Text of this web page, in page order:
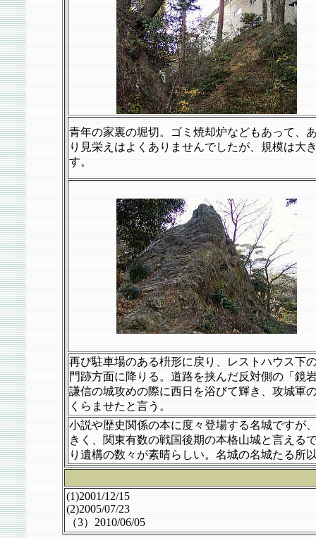
青年の家裏の堀切。ゴミ焼却炉などもあって、
り見栄えはよくありませんでしたが、規模は大
す。
再び駐車場のある枡形に戻り、レストハウス下
門跡方面に降りる。道路を挟んだ反対側の「鏡
謙信の城攻めの際に西日を浴びて輝き、攻城軍
くらませたと言う。
小説や歴史関係の本に度々登場する名城ですが
きく、関東有数の戦国後期の本格山城と言える
り遺構の数々が素晴らしい。名城の名城たる所
(1)2001/12/15
(2)2005/07/23
（3）2010/06/05